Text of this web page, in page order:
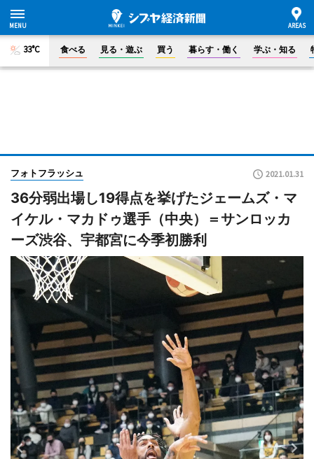
33°C 食べる 見る・遊ぶ 買う 暮らす・働く 学ぶ・知る
フォトフラッシュ 2021.01.31
36分弱出場し19得点を挙げたジェームズ・マ
イケル・マカドゥ選手（中央）＝サンロッカ
ーズ渋谷、宇都宮に今季初勝利